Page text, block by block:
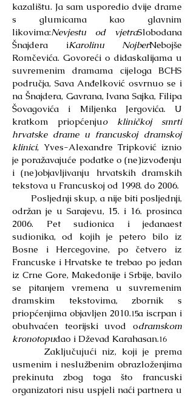
kazalištu. Ja sam usporedio dvije drame
s glumicama kao glavnim
likovima:Nevjestu od vjetraSlobodana
Šnajdera iKarolinu NojberNebojše
Romčevića. Govoreći o didaskalijama u
suvremenim dramama cijeloga BCHS
područja, Sava Anđelković osvrnuo se i
na Šnajdera, Gavrana, Ivana Sajka, Filipa
Šovagovića i Miljenka Jergovića. U
kratkom priopćenjuo kliničkoj smrti
hrvatske drame u francuskoj dramskoj
klinici, Yves-Alexandre Tripković iznio
je poražavajuće podatke o (ne)izvođenju
i (ne)objavljivanju hrvatskih dramskih
tekstova u Francuskoj od 1998. do 2006.
Posljednji skup, a nije biti posljednji,
održan je u Sarajevu, 15. i 16. prosinca
2006. Pet sudionica i jedanaest
sudionika, od kojih je petero bilo iz
Bosne i Hercegovine, po četvero iz
Francuske i Hrvatske te trebao po jedan
iz Crne Gore, Makedonije i Srbije, bavilo
se pitanjem vremena u suvremenim
dramskim tekstovima, zbornik s
priopćenjima objavljen 2010.15a iscrpan i
obuhvaćen teorijski uvod odramskom
kronotopudao i Dževad Karahasan.16
Zaključujući niz, koji je prema
usmenim i neslužbenim obrazloženjima
prekinuta zbog toga što francuski
organizatori nisu uspjeli naći partnera u